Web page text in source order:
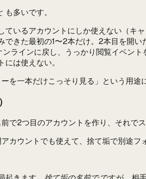
も多いです。
ているアカウントにしか使えない（キ
できた最初の1〜2本だけ。2本目を開い
ラインに戻し、うっかり閲覧イベント
は使えない。
ーを一本だけこっそり見る」という用
で2つ目のアカウントを作り、それで
カウントでも使えて、捨て垢で別途フ